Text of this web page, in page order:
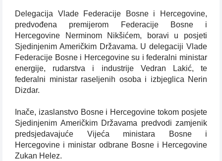
Delegacija Vlade Federacije Bosne i Hercegovine,
predvođena premijerom Federacije Bosne i
Hercegovine Nerminom Nikšićem, boravi u posjeti
Sjedinjenim Američkim Državama. U delegaciji Vlade
Federacije Bosne i Hercegovine su i federalni ministar
energije, rudarstva i industrije Vedran Lakić, te
federalni ministar raseljenih osoba i izbjeglica Nerin
Dizdar.
Inače, izaslanstvo Bosne i Hercegovine tokom posjete
Sjedinjenim Američkim Državama predvodi zamjenik
predsjedavajuće Vijeća ministara Bosne i
Hercegovine i ministar odbrane Bosne i Hercegovine
Zukan Helez.